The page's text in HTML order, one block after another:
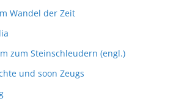
Wandel der Zeit
zum Steinschleudern (engl.)
und soon Zeugs